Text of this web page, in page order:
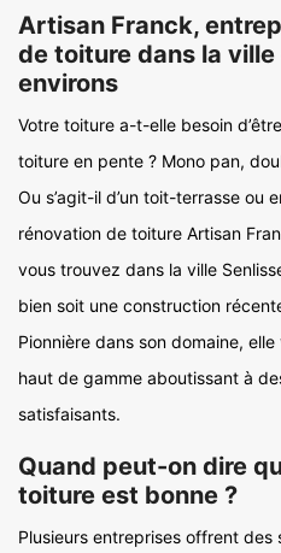
Artisan Franck,
de toiture dans la
environs
Votre toiture a-t-elle besoin
toiture en pente ? Mono pan,
Ou s’agit-il d’un toit-terrasse ou
rénovation de toiture Artisan
vous trouvez dans la ville
bien soit une construction
Pionnière dans son domaine,
haut de gamme aboutissant à
satisfaisants.
Quand peut-on dire
toiture est bonne ?
Plusieurs entreprises offrent